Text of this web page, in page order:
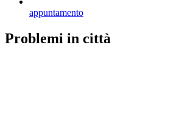
appuntamento
Problemi in città